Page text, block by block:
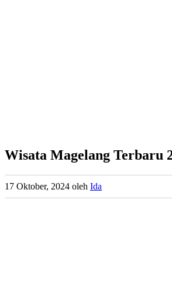
Wisata Magelang Terbaru
17 Oktober, 2024 oleh Ida